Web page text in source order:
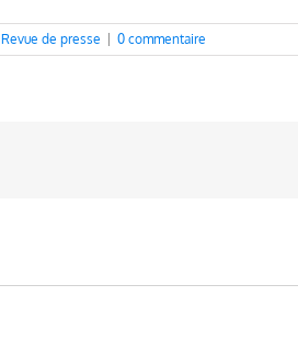
Revue de presse 0 commentaire